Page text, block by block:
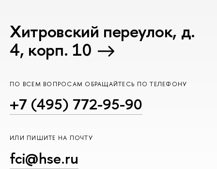
Хитровский переулок, д.
4, корп. 10
ПО ВСЕМ ВОПРОСАМ ОБРАЩАЙТЕСЬ ПО ТЕЛЕФОНУ
+7 (495) 772-95-90
ИЛИ ПИШИТЕ НА ПОЧТУ
fci@hse.ru